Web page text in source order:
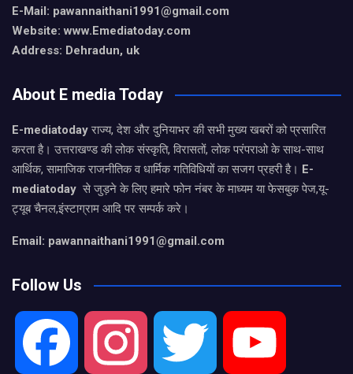
E-Mail: pawannaithani1991@gmail.com
Website: www.Emediatoday.com
Address: Dehradun, uk
About E media Today
E-mediatodayराज्य, देश और दुनियाभर की सभी मुख्य खबरों को प्रसारित
करता है। उत्तराखण्ड की लोक संस्कृति, विरासतों, लोक परंपराओ के साथ-साथ
आर्थिक, सामाजिक राजनीतिक व धार्मिक गतिविधियों का सजग प्रहरी है। E-
mediatoday से जुड़ने के लिए हमारे फोन नंबर के माध्यम या फेसबुक पेज,यू-
ट्यूब चैनल,इंस्टाग्राम आदि पर सम्पर्क करे।
Email: pawannaithani1991@gmail.com
Follow Us